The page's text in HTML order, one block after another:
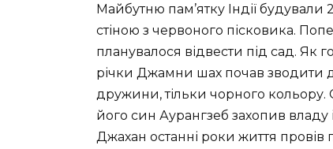
Майбутню пам’ятку Індії
стіною з червоного пісковика.
планувалося відвести під сад. Як
річки Джамни шах почав зводити
дружини, тільки чорного
його син Аурангзеб захопив
Джахан останні роки життя провів